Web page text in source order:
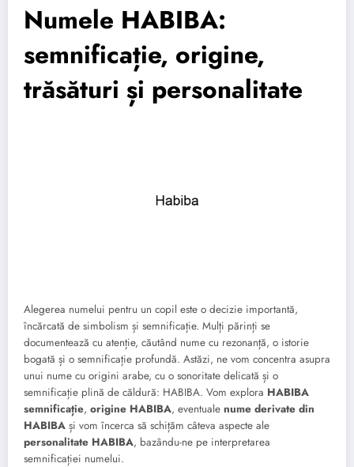
Numele HABIBA:
semnificație, origine,
trăsături și personalitate
Alegerea numelui pentru un copil este o decizie importantă,
încărcată de simbolism și semnificație. Mulți părinți se
documentează cu atenție, căutând nume cu rezonanță, o istorie
bogată și o semnificație profundă. Astăzi, ne vom concentra asupra
unui nume cu origini arabe, cu o sonoritate delicată și o
semnificație plină de căldură: HABIBA. Vom explora HABIBA
semnificație, origine HABIBA, eventuale nume derivate din
HABIBA și vom încerca să schițăm câteva aspecte ale
personalitate HABIBA, bazându-ne pe interpretarea
semnificației numelui.